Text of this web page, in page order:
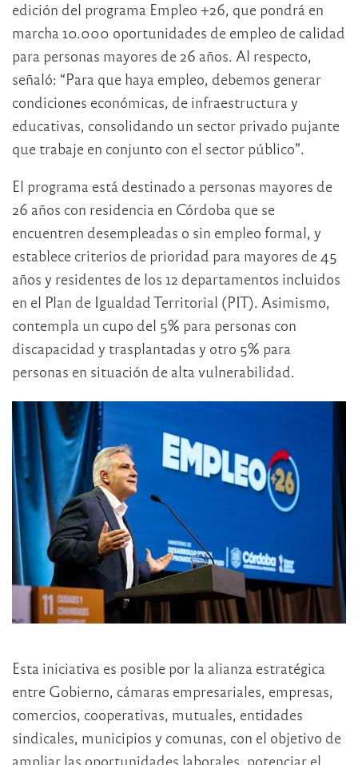
edición del programa Empleo +26, que pondrá en
marcha 10.000 oportunidades de empleo de calidad
para personas mayores de 26 años. Al respecto,
señaló: “Para que haya empleo, debemos generar
condiciones económicas, de infraestructura y
educativas, consolidando un sector privado pujante
que trabaje en conjunto con el sector público”.
El programa está destinado a personas mayores de
26 años con residencia en Córdoba que se
encuentren desempleadas o sin empleo formal, y
establece criterios de prioridad para mayores de 45
años y residentes de los 12 departamentos incluidos
en el Plan de Igualdad Territorial (PIT). Asimismo,
contempla un cupo del 5% para personas con
discapacidad y trasplantadas y otro 5% para
personas en situación de alta vulnerabilidad.
Esta iniciativa es posible por la alianza estratégica
entre Gobierno, cámaras empresariales, empresas,
comercios, cooperativas, mutuales, entidades
sindicales, municipios y comunas, con el objetivo de
ampliar las oportunidades laborales, potenciar el